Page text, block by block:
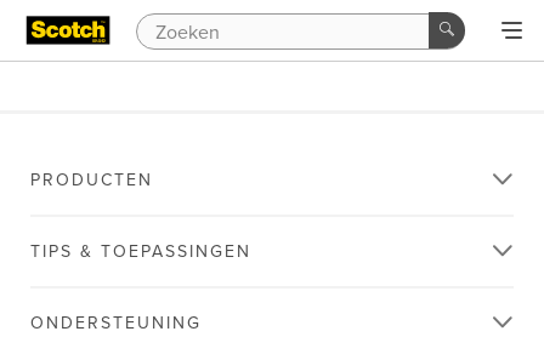
PRODUCTEN
TIPS & TOEPASSINGEN
ONDERSTEUNING